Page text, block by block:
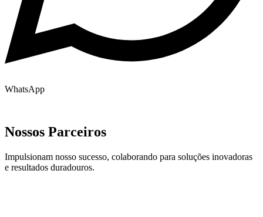
WhatsApp
Nossos Parceiros
Impulsionam nosso sucesso, colaborando para soluções inovadoras
e resultados duradouros.